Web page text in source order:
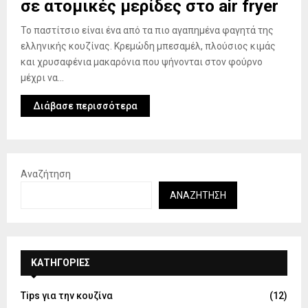
σε ατομικές μερίδες στο air fryer
Το παστίτσιο είναι ένα από τα πιο αγαπημένα φαγητά της
ελληνικής κουζίνας. Κρεμώδη μπεσαμέλ, πλούσιος κιμάς
και χρυσαφένια μακαρόνια που ψήνονται στον φούρνο
μέχρι να...
Διάβασε περισσότερα
Αναζήτηση
ΑΝΑΖΉΤΗΣΗ
KΑΤΗΓΟΡΊΕΣ
Tips για την κουζίνα (12)